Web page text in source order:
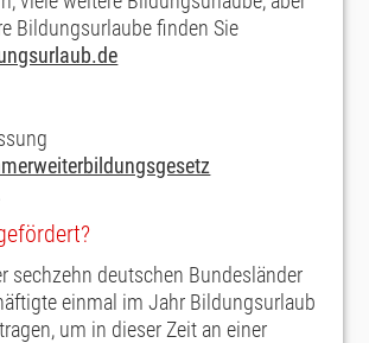
Bildungsurlaube finden Sie
sechzehn deutschen Bundesländer
einmal im Jahr Bildungsurlaub
um in dieser Zeit an einer